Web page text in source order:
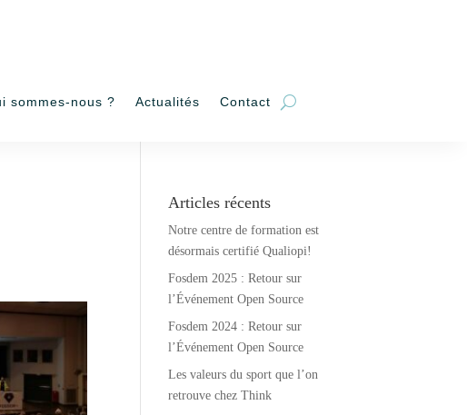
sommes-nous ? Actualités Contact
Articles récents
Notre centre de formation est
désormais certifié Qualiopi!
Fosdem 2025 : Retour sur
l’Événement Open Source
Fosdem 2024 : Retour sur
l’Événement Open Source
Les valeurs du sport que l’on
retrouve chez Think